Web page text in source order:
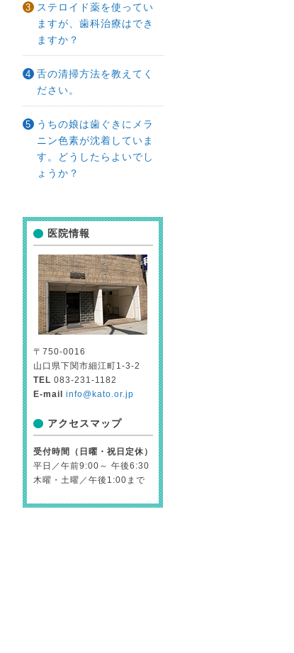
ステロイド薬を使ってい
ますが、歯科治療はでき
ますか？
舌の清掃方法を教えてく
ださい。
うちの娘は歯ぐきにメラ
ニン色素が沈着していま
す。どうしたらよいでし
ょうか？
医院情報
〒750-0016
山口県下関市細江町1-3-2
TEL 083-231-1182
E-mail
info@kato.or.jp
アクセスマップ
受付時間（日曜・祝日定休）
平日／午前9:00～ 午後6:30
木曜・土曜／午後1:00まで